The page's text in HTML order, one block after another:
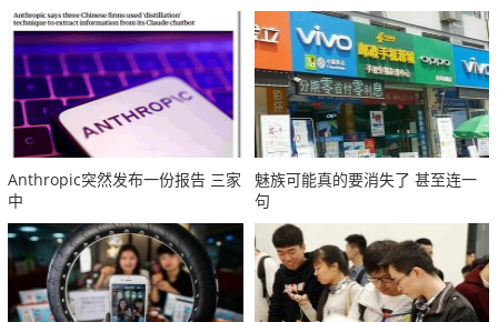
Anthropic突然发布一份报告 三家
中
魅族可能真的要消失了 甚至连一
句